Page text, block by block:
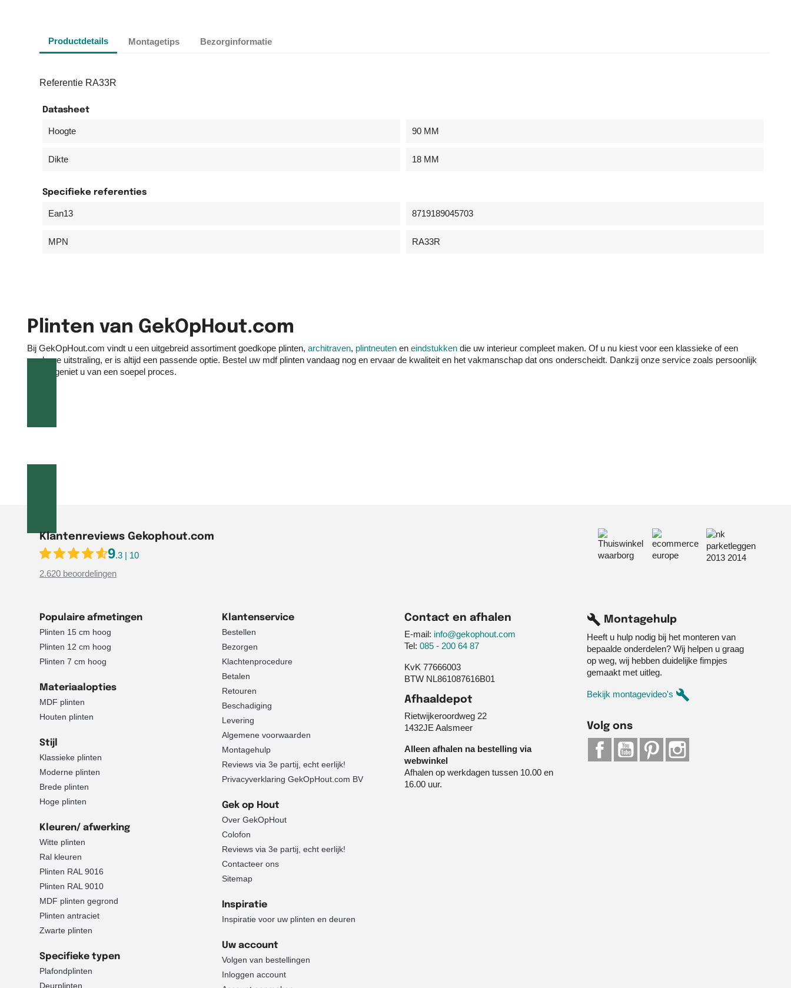
Productdetails Montagetips Bezorginformatie
Referentie RA33R
Datasheet
Hoogte 90 MM
Dikte 18 MM
Specifieke referenties
Ean13 8719189045703
MPN RA33R
Plinten van GekOpHout.com
Bij GekOpHout.com vindt u een uitgebreid assortiment goedkope plinten, architraven, plintneuten en eindstukken die uw interieur compleet maken. Of u nu kiest voor een klassieke of een
moderne uitstraling, er is altijd een passende optie. Bestel uw mdf plinten vandaag nog en ervaar de kwaliteit en het vakmanschap dat ons onderscheidt. Dankzij onze service zoals persoonlijk
advies geniet u van een soepel proces.
Klantenreviews Gekophout.com
9.3 | 10
2.620 beoordelingen
Populaire afmetingen
Plinten 15 cm hoog
Plinten 12 cm hoog
Plinten 7 cm hoog
Materiaalopties
MDF plinten
Houten plinten
Stijl
Klassieke plinten
Moderne plinten
Brede plinten
Hoge plinten
Kleuren/ afwerking
Witte plinten
Ral kleuren
Plinten RAL 9016
Plinten RAL 9010
MDF plinten gegrond
Plinten antraciet
Zwarte plinten
Specifieke typen
Plafondplinten
Deurplinten
Klantenservice
Bestellen
Bezorgen
Klachtenprocedure
Betalen
Retouren
Beschadiging
Levering
Algemene voorwaarden
Montagehulp
Reviews via 3e partij, echt eerlijk!
Privacyverklaring GekOpHout.com BV
Gek op Hout
Over GekOpHout
Colofon
Reviews via 3e partij, echt eerlijk!
Contacteer ons
Sitemap
Inspiratie
Inspiratie voor uw plinten en deuren
Uw account
Volgen van bestellingen
Inloggen account
Contact en afhalen
E-mail: info@gekophout.com
Tel: 085 - 200 64 87
KvK 77666003
BTW NL861087616B01
Afhaaldepot
Rietwijkeroordweg 22
1432JE Aalsmeer
Alleen afhalen na bestelling via
webwinkel
Afhalen op werkdagen tussen 10.00 en
16.00 uur.
build Montagehulp
Heeft u hulp nodig bij het monteren van
bepaalde onderdelen? Wij helpen u graag
op weg, wij hebben duidelijke fimpjes
gemaakt met uitleg.
Bekijk montagevideo's build
Volg ons
FacebookYouTubePinterest